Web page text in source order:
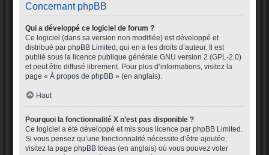
Concernant phpBB
Qui a développé ce logiciel de forum ?
Ce logiciel (dans sa version non modifiée) est développé et
distribué parphpBB Limited , qui en a les droits d’auteur. Il est
publié sous la licence publique générale GNU version 2 (GPL-2.0)
et peut être diffusé librement. Pour plus d’informations, visitez la
page «À propos de phpBB » (en anglais).
Haut
Pourquoi la fonctionnalité X n’est pas disponible ?
Ce logiciel a été développé et mis sous licence par phpBB Limited.
Si vous pensez qu’une fonctionnalité nécessite d’être ajoutée,
visitez la pagephpBB Ideas (en anglais) où vous pouvez voter